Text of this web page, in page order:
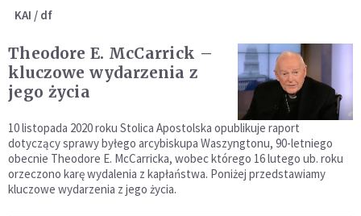
KAI / df
Theodore E. McCarrick –
kluczowe wydarzenia z
jego życia
10 listopada 2020 roku Stolica Apostolska opublikuje raport
dotyczący sprawy byłego arcybiskupa Waszyngtonu, 90-letniego
obecnie Theodore E. McCarricka, wobec którego 16 lutego ub. roku
orzeczono karę wydalenia z kapłaństwa. Poniżej przedstawiamy
kluczowe wydarzenia z jego życia.